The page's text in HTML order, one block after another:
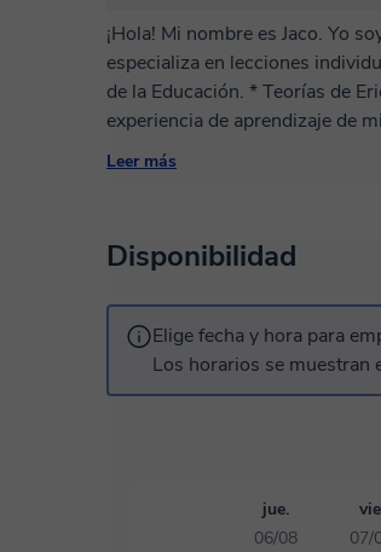
¡Hola! Mi nombre es Jaco. Yo
especializa en lecciones
de la Educación. * Teorías de
experiencia de aprendizaje de
competente en la enseñanza
habilidades de escritura,
principiantes, fonética Gráfico,
que el aprendizaje debe ser
saxofonista titulado en Royal
teoría musical (saxofón /
producción musical en
Leer más
Disponibilidad
Elige fecha y hora para
Los horarios se muestran
jue.
06/08
07/